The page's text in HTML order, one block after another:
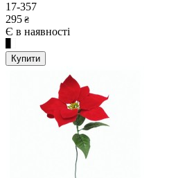
17-357
295 ₴
Є в наявності
Купити